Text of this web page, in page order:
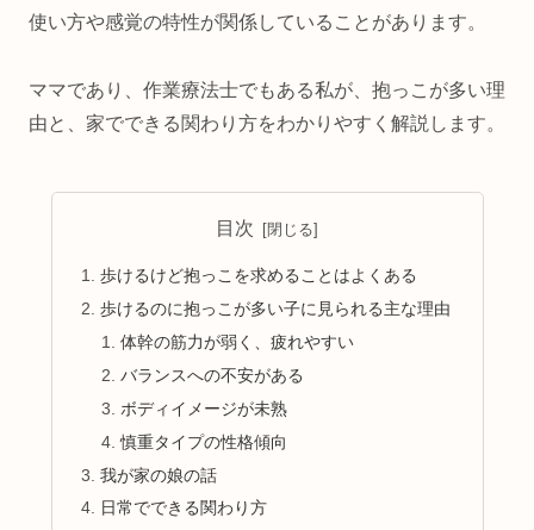
使い方や感覚の特性が関係していることがあります。
ママであり、作業療法士でもある私が、抱っこが多い理
由と、家でできる関わり方をわかりやすく解説します。
目次
歩けるけど抱っこを求めることはよくある
歩けるのに抱っこが多い子に見られる主な理由
体幹の筋力が弱く、疲れやすい
バランスへの不安がある
ボディイメージが未熟
慎重タイプの性格傾向
我が家の娘の話
日常でできる関わり方